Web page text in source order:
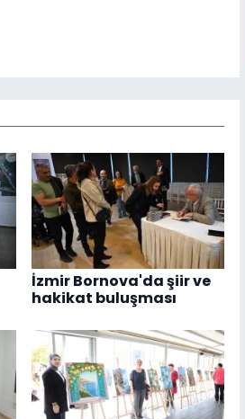
İzmir Bornova'da şiir ve
hakikat buluşması